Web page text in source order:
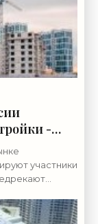
-
участники